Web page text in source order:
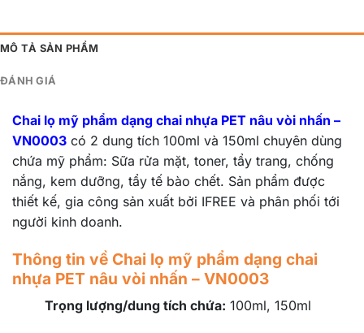
MÔ TẢ SẢN PHẨM
ĐÁNH GIÁ
Chai lọ mỹ phẩm dạng chai nhựa PET nâu vòi nhấn –
VN0003 có 2 dung tích 100ml và 150ml chuyên dùng
chứa mỹ phẩm: Sữa rửa mặt, toner, tẩy trang, chống
nắng, kem dưỡng, tẩy tế bào chết. Sản phẩm được
thiết kế, gia công sản xuất bởi IFREE và phân phối tới
người kinh doanh.
Thông tin về Chai lọ mỹ phẩm dạng chai
nhựa PET nâu vòi nhấn – VN0003
Trọng lượng/dung tích chứa: 100ml, 150ml